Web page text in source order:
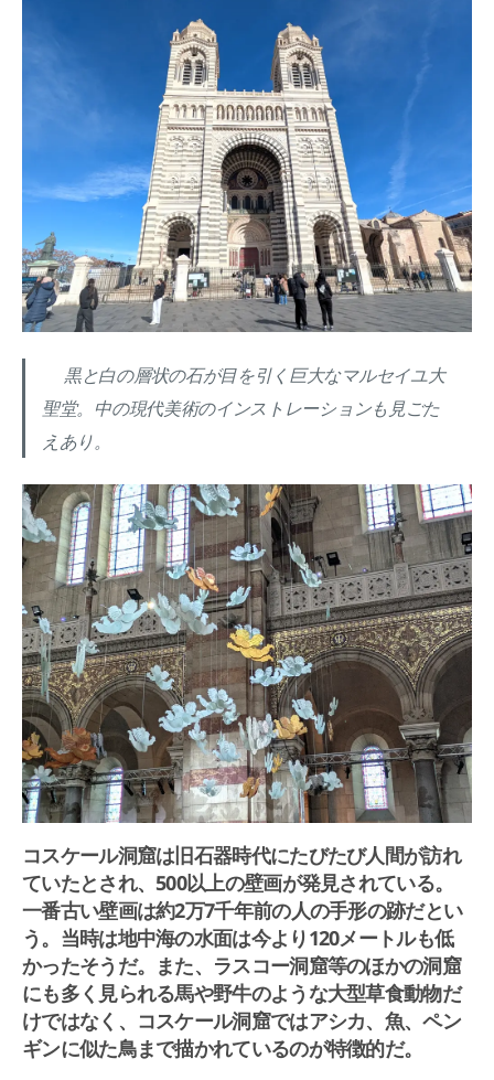
黒と白の層状の石が目を引く巨大なマルセイユ大
聖堂。中の現代美術のインストレーションも見ごた
えあり。
コスケール洞窟は旧石器時代にたびたび人間が訪れ
ていたとされ、500以上の壁画が発見されている。
一番古い壁画は約2万7千年前の人の手形の跡だとい
う。当時は地中海の水面は今より120メートルも低
かったそうだ。また、ラスコー洞窟等のほかの洞窟
にも多く見られる馬や野牛のような大型草食動物だ
けではなく、コスケール洞窟ではアシカ、魚、ペン
ギンに似た鳥まで描かれているのが特徴的だ。